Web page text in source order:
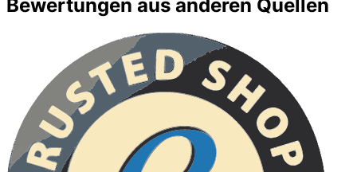
Bewertungen aus anderen Quellen